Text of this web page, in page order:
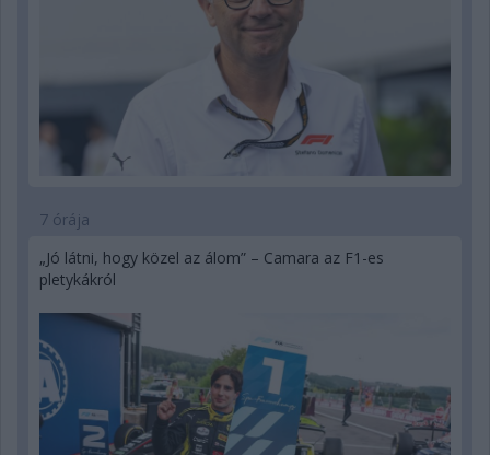
7 órája
„Jó látni, hogy közel az álom” – Camara az F1-es
pletykákról